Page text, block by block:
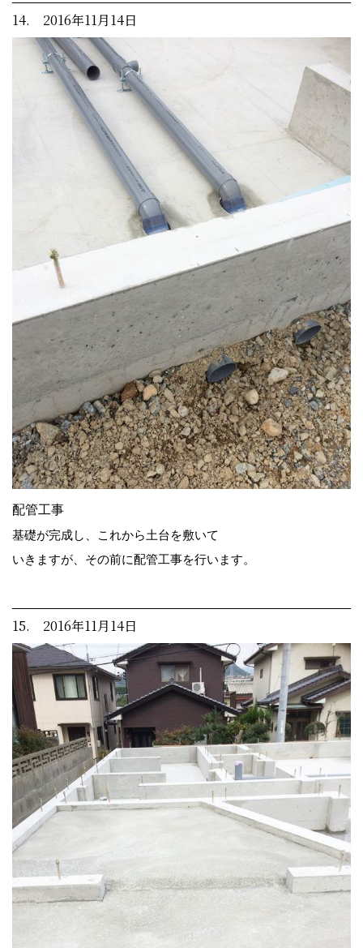
14. 2016年11月14日
配管工事
基礎が完成し、これから土台を敷いて
いきますが、その前に配管工事を行います。
15. 2016年11月14日